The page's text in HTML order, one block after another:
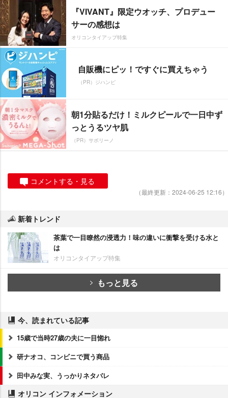
『VIVANT』限定ウオッチ、プロデュー
サーの感想は
オリコンタイアップ特集
自販機にピッ！ですぐに買えちゃう
（PR）ジハンピ
朝1分貼るだけ！ミルクピールで一日中ず
っとうるツヤ肌
（PR）サボリーノ
コメントする・見る
（最終更新：2024-06-25 12:16）
新着トレンド
茶葉で一目瞭然の浸透力！味の違いに衝撃を受ける水と
は
オリコンタイアップ特集
もっと見る
今、読まれている記事
15歳で当時27歳の夫に一目惚れ
研ナオコ、コンビニで買う商品
田中みな実、うっかりネタバレ
オリコン インフォメーション